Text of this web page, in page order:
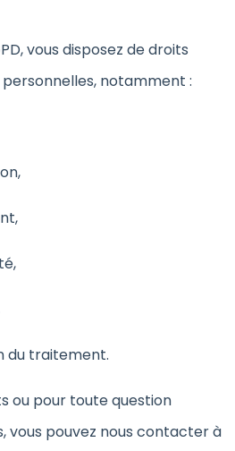
vous disposez de droits
notamment :
du traitement.
ou pour toute question
vous pouvez nous contacter à